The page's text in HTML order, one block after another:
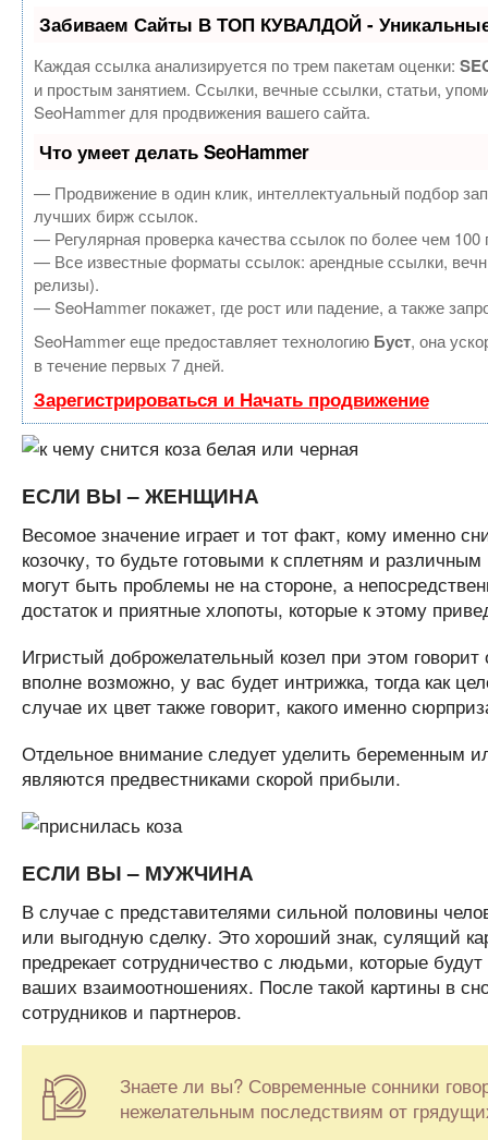
Забиваем Сайты В ТОП КУВАЛДОЙ - Уникальные
Каждая ссылка анализируется по трем пакетам оценки:
и простым занятием. Ссылки, вечные ссылки, статьи,
SeoHammer для продвижения вашего сайта.
Что умеет делать SeoHammer
— Продвижение в один клик, интеллектуальный подбор
лучших бирж ссылок.
— Регулярная проверка качества ссылок по более чем
— Все известные форматы ссылок: арендные ссылки,
релизы).
— SeoHammer покажет, где рост или падение, а также
SeoHammer еще предоставляет технологию Буст, она
в течение первых 7 дней.
Зарегистрироваться и Начать продвижение
ЕСЛИ ВЫ – ЖЕНЩИНА
Весомое значение играет и тот факт, кому именно
козочку, то будьте готовыми к сплетням и
могут быть проблемы не на стороне, а
достаток и приятные хлопоты, которые к этому
Игристый доброжелательный козел при этом
вполне возможно, у вас будет интрижка, тогда как
случае их цвет также говорит, какого именно
Отдельное внимание следует уделить беременным
являются предвестниками скорой прибыли.
ЕСЛИ ВЫ – МУЖЧИНА
В случае с представителями сильной половины
или выгодную сделку. Это хороший знак, сулящий
предрекает сотрудничество с людьми, которые
ваших взаимоотношениях. После такой картины в
сотрудников и партнеров.
Знаете ли вы? Современные сонники
нежелательным последствиям от